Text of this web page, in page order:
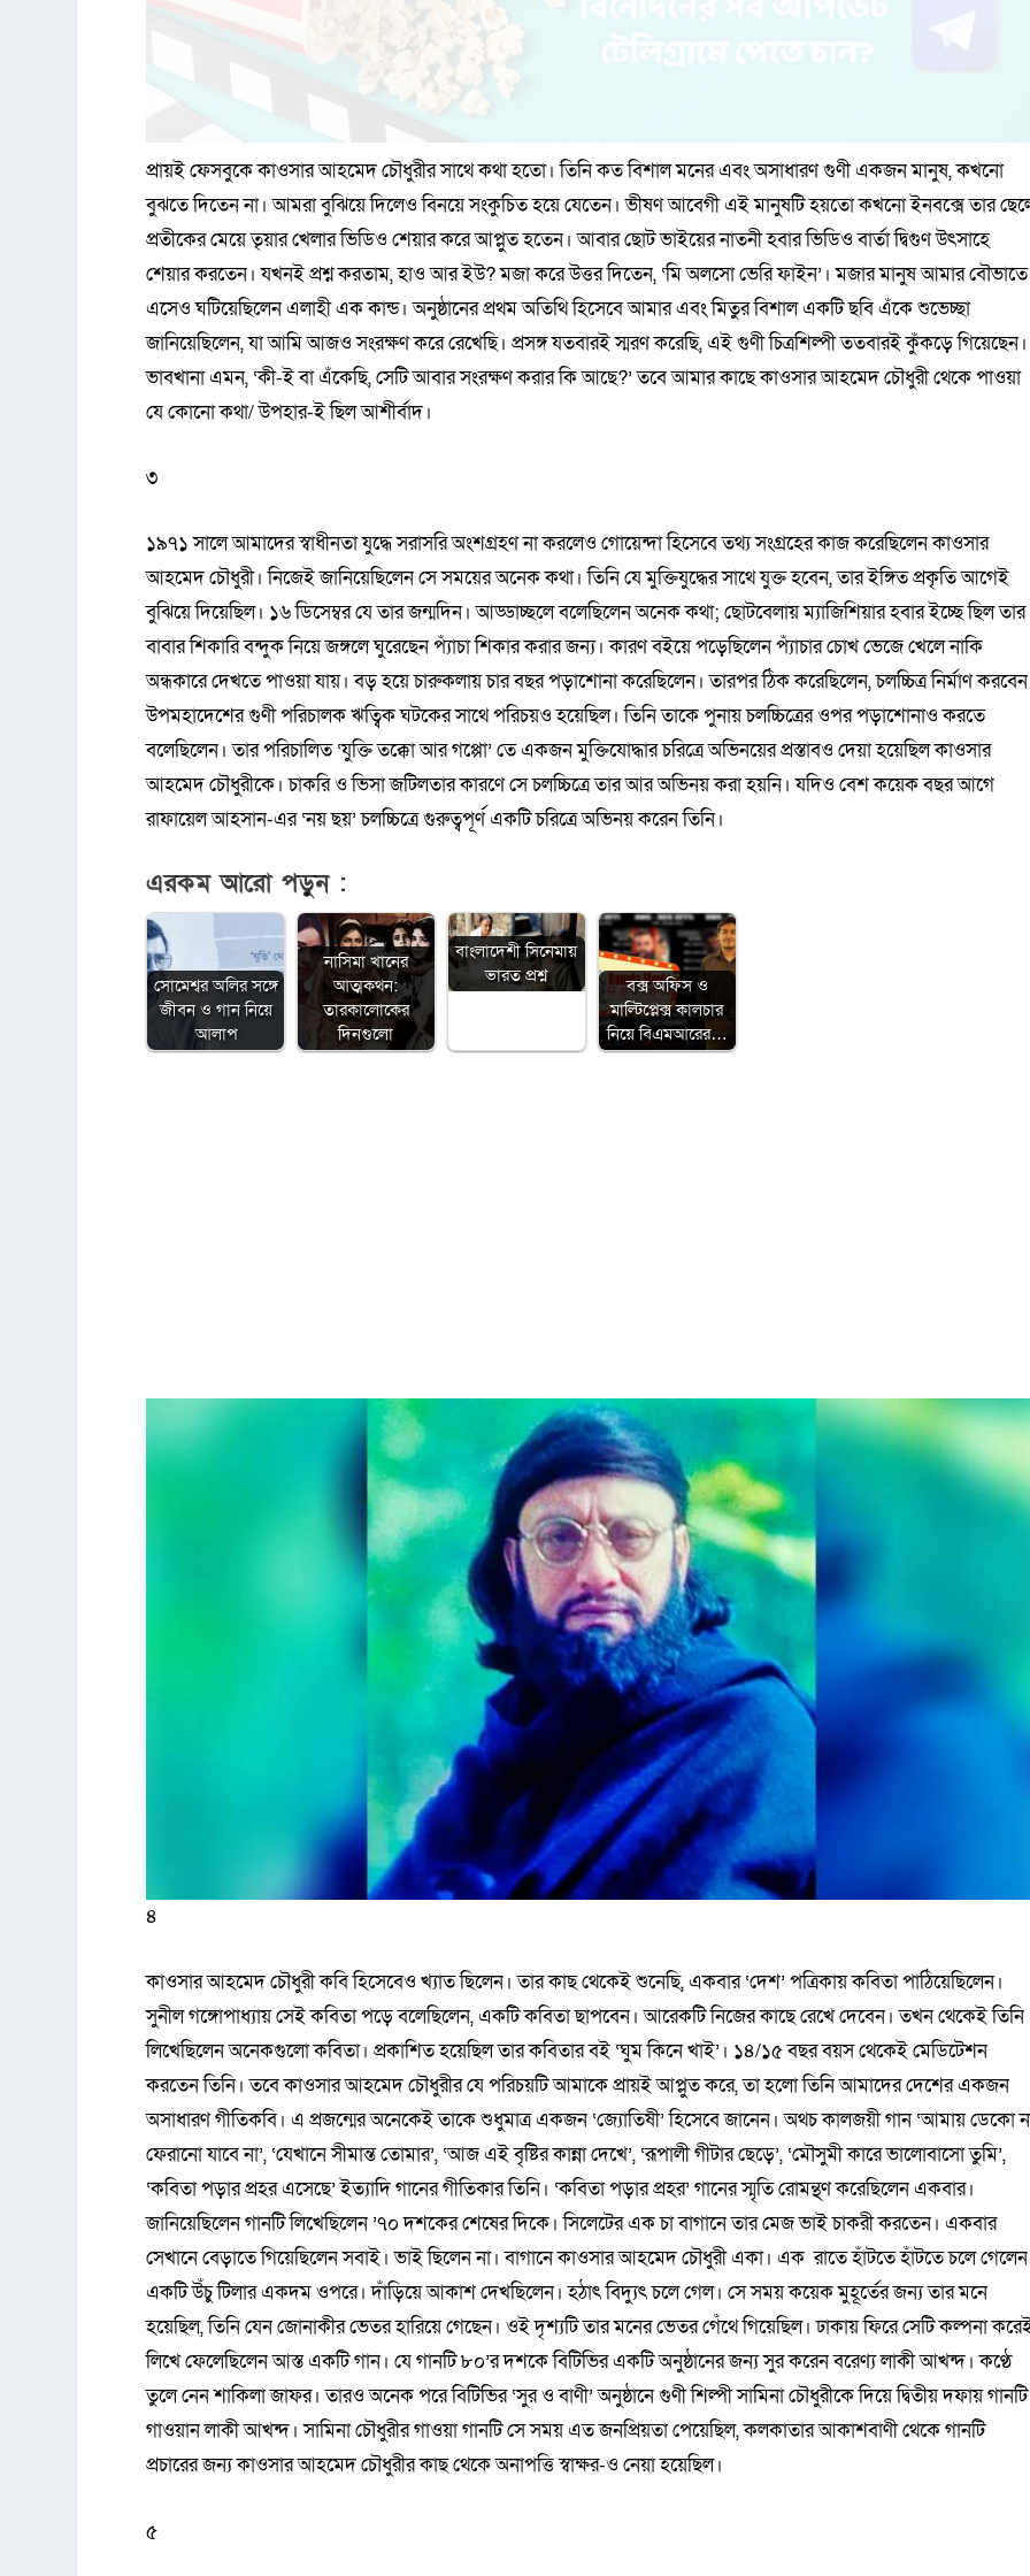
প্রায়ই ফেসবুকে কাওসার আহমেদ চৌধুরীর সাথে কথা হতো। তিনি কত বিশাল মনের এবং অসাধারণ গুণী একজন মানুষ, কখনো
বুঝতে দিতেন না। আমরা বুঝিয়ে দিলেও বিনয়ে সংকুচিত হয়ে যেতেন। ভীষণ আবেগী এই মানুষটি হয়তো কখনো ইনবক্সে তার
প্রতীকের মেয়ে তৃয়ার খেলার ভিডিও শেয়ার করে আপ্লুত হতেন। আবার ছোট ভাইয়ের নাতনী হবার ভিডিও বার্তা দ্বিগুণ উৎসাহে
শেয়ার করতেন। যখনই প্রশ্ন করতাম, হাও আর ইউ? মজা করে উত্তর দিতেন, ‘মি অলসো ভেরি ফাইন’। মজার মানুষ আমার বৌভাতে
এসেও ঘটিয়েছিলেন এলাহী এক কান্ড। অনুষ্ঠানের প্রথম অতিথি হিসেবে আমার এবং মিতুর বিশাল একটি ছবি এঁকে শুভেচ্ছা
জানিয়েছিলেন, যা আমি আজও সংরক্ষণ করে রেখেছি। প্রসঙ্গ যতবারই স্মরণ করেছি, এই গুণী চিত্রশিল্পী ততবারই কুঁকড়ে গিয়েছেন।
ভাবখানা এমন, ‘কী-ই বা এঁকেছি, সেটি আবার সংরক্ষণ করার কি আছে?’ তবে আমার কাছে কাওসার আহমেদ চৌধুরী থেকে পাওয়া
যে কোনো কথা/ উপহার-ই ছিল আশীর্বাদ।
৩
১৯৭১ সালে আমাদের স্বাধীনতা যুদ্ধে সরাসরি অংশগ্রহণ না করলেও গোয়েন্দা হিসেবে তথ্য সংগ্রহের কাজ করেছিলেন কাওসার
আহমেদ চৌধুরী। নিজেই জানিয়েছিলেন সে সময়ের অনেক কথা। তিনি যে মুক্তিযুদ্ধের সাথে যুক্ত হবেন, তার ইঙ্গিত প্রকৃতি আগেই
বুঝিয়ে দিয়েছিল। ১৬ ডিসেম্বর যে তার জন্মদিন। আড্ডাচ্ছলে বলেছিলেন অনেক কথা; ছোটবেলায় ম্যাজিশিয়ার হবার ইচ্ছে ছিল
বাবার শিকারি বন্দুক নিয়ে জঙ্গলে ঘুরেছেন প্যাঁচা শিকার করার জন্য। কারণ বইয়ে পড়েছিলেন প্যাঁচার চোখ ভেজে খেলে নাকি
অন্ধকারে দেখতে পাওয়া যায়। বড় হয়ে চারুকলায় চার বছর পড়াশোনা করেছিলেন। তারপর ঠিক করেছিলেন, চলচ্চিত্র নির্মাণ
উপমহাদেশের গুণী পরিচালক ঋত্বিক ঘটকের সাথে পরিচয়ও হয়েছিল। তিনি তাকে পুনায় চলচ্চিত্রের ওপর পড়াশোনাও করতে
বলেছিলেন। তার পরিচালিত ‘যুক্তি তক্কো আর গপ্পো’ তে একজন মুক্তিযোদ্ধার চরিত্রে অভিনয়ের প্রস্তাবও দেয়া হয়েছিল কাওসার
আহমেদ চৌধুরীকে। চাকরি ও ভিসা জটিলতার কারণে সে চলচ্চিত্রে তার আর অভিনয় করা হয়নি। যদিও বেশ কয়েক বছর আগে
রাফায়েল আহসান-এর ‘নয় ছয়’ চলচ্চিত্রে গুরুত্বপূর্ণ একটি চরিত্রে অভিনয় করেন তিনি।
এরকম আরো পড়ুন :
সোমেশ্বর অলির সঙ্গে
জীবন ও গান নিয়ে
আলাপ
নাসিমা খানের
আত্মকথন:
তারকালোকের
দিনগুলো
বাংলাদেশী সিনেমায়
ভারত প্রশ্ন
বক্স অফিস ও
মাল্টিপ্লেক্স কালচার
নিয়ে বিএমআরের…
৪
কাওসার আহমেদ চৌধুরী কবি হিসেবেও খ্যাত ছিলেন। তার কাছ থেকেই শুনেছি, একবার ‘দেশ’ পত্রিকায় কবিতা পাঠিয়েছিলেন।
সুনীল গঙ্গোপাধ্যায় সেই কবিতা পড়ে বলেছিলেন, একটি কবিতা ছাপবেন। আরেকটি নিজের কাছে রেখে দেবেন। তখন থেকেই তিনি
লিখেছিলেন অনেকগুলো কবিতা। প্রকাশিত হয়েছিল তার কবিতার বই ‘ঘুম কিনে খাই’। ১৪/১৫ বছর বয়স থেকেই মেডিটেশন
করতেন তিনি। তবে কাওসার আহমেদ চৌধুরীর যে পরিচয়টি আমাকে প্রায়ই আপ্লুত করে, তা হলো তিনি আমাদের দেশের একজন
অসাধারণ গীতিকবি। এ প্রজন্মের অনেকেই তাকে শুধুমাত্র একজন ‘জ্যোতিষী’ হিসেবে জানেন। অথচ কালজয়ী গান ‘আমায় ডেকো
ফেরানো যাবে না’, ‘যেখানে সীমান্ত তোমার’, ‘আজ এই বৃষ্টির কান্না দেখে’, ‘রূপালী গীটার ছেড়ে’, ‘মৌসুমী কারে ভালোবাসো তুমি’,
‘কবিতা পড়ার প্রহর এসেছে’ ইত্যাদি গানের গীতিকার তিনি। ‘কবিতা পড়ার প্রহর’ গানের স্মৃতি রোমন্থণ করেছিলেন একবার।
জানিয়েছিলেন গানটি লিখেছিলেন ’৭০ দশকের শেষের দিকে। সিলেটের এক চা বাগানে তার মেজ ভাই চাকরী করতেন। একবার
সেখানে বেড়াতে গিয়েছিলেন সবাই। ভাই ছিলেন না। বাগানে কাওসার আহমেদ চৌধুরী একা। এক রাতে হাঁটতে হাঁটতে চলে গেলেন
একটি উঁচু টিলার একদম ওপরে। দাঁড়িয়ে আকাশ দেখছিলেন। হঠাৎ বিদ্যুৎ চলে গেল। সে সময় কয়েক মুহূর্তের জন্য তার মনে
হয়েছিল, তিনি যেন জোনাকীর ভেতর হারিয়ে গেছেন। ওই দৃশ্যটি তার মনের ভেতর গেঁথে গিয়েছিল। ঢাকায় ফিরে সেটি কল্পনা
লিখে ফেলেছিলেন আস্ত একটি গান। যে গানটি ৮০’র দশকে বিটিভির একটি অনুষ্ঠানের জন্য সুর করেন বরেণ্য লাকী আখন্দ। কণ্ঠে
তুলে নেন শাকিলা জাফর। তারও অনেক পরে বিটিভির ‘সুর ও বাণী’ অনুষ্ঠানে গুণী শিল্পী সামিনা চৌধুরীকে দিয়ে দ্বিতীয় দফায় গানটি
গাওয়ান লাকী আখন্দ। সামিনা চৌধুরীর গাওয়া গানটি সে সময় এত জনপ্রিয়তা পেয়েছিল, কলকাতার আকাশবাণী থেকে গানটি
প্রচারের জন্য কাওসার আহমেদ চৌধুরীর কাছ থেকে অনাপত্তি স্বাক্ষর-ও নেয়া হয়েছিল।
৫